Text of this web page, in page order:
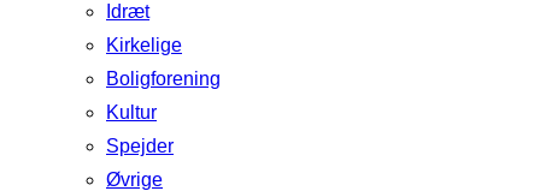
Idræt
Kirkelige
Boligforening
Kultur
Spejder
Øvrige